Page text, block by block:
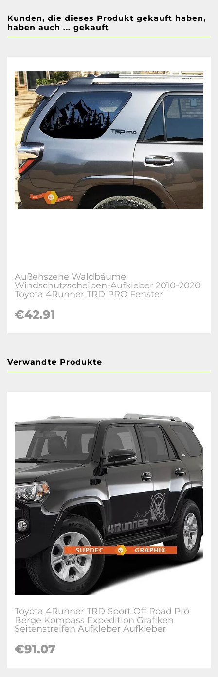
Kunden, die dieses Produkt gekauft haben,
haben auch ... gekauft
Außenszene Waldbäume
Windschutzscheiben-Aufkleber 2010-2020
Toyota 4Runner TRD PRO Fenster
€42.91
Verwandte Produkte
Toyota 4Runner TRD Sport Off Road Pro
Berge Kompass Expedition Grafiken
Seitenstreifen Aufkleber Aufkleber
€91.07